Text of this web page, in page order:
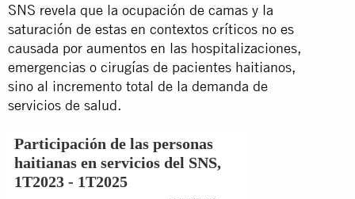
SNS revela que la ocupación de camas y la
saturación de estas en contextos críticos no es
causada por aumentos en las hospitalizaciones,
emergencias o cirugías de pacientes haitianos,
sino al incremento total de la demanda de
servicios de salud.